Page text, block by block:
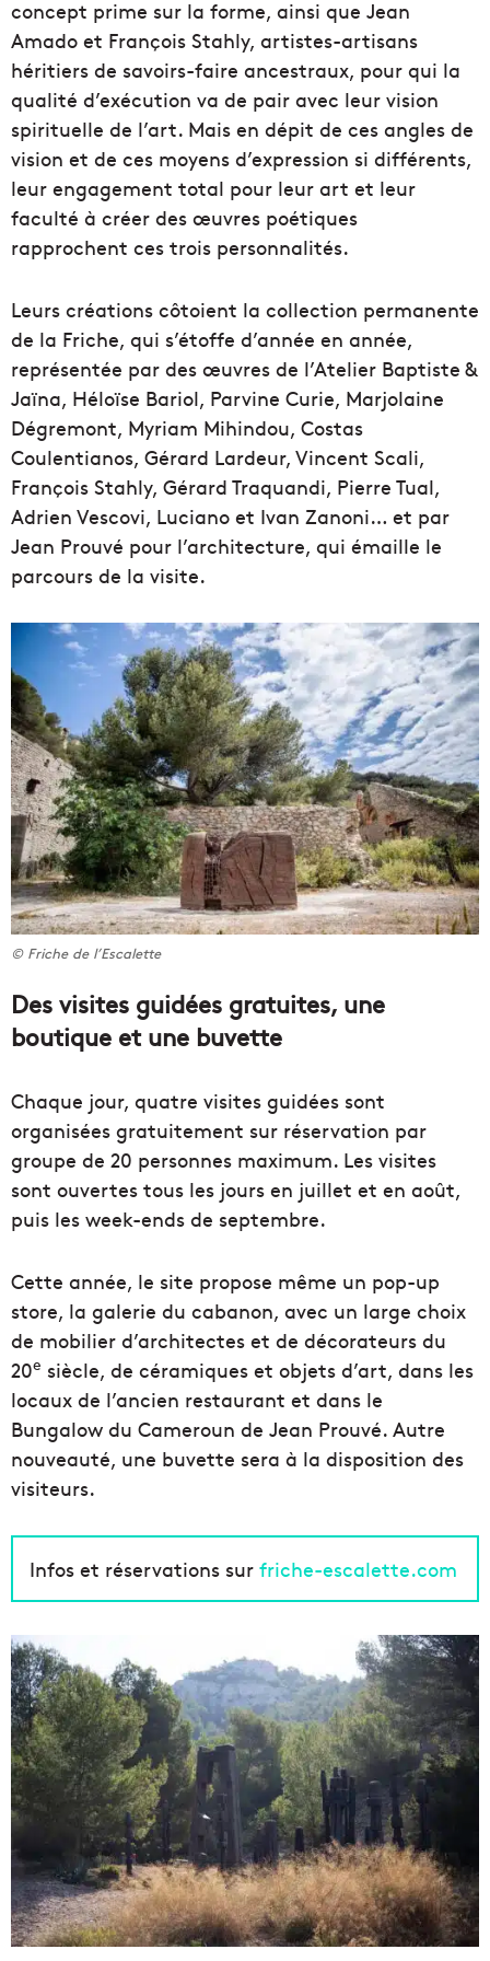
concept prime sur la forme, ainsi que Jean
Amado et François Stahly, artistes-artisans
héritiers de savoirs-faire ancestraux, pour qui la
qualité d’exécution va de pair avec leur vision
spirituelle de l’art. Mais en dépit de ces angles de
vision et de ces moyens d’expression si différents,
leur engagement total pour leur art et leur
faculté à créer des œuvres poétiques
rapprochent ces trois personnalités.
Leurs créations côtoient la collection permanente
de la Friche, qui s’étoffe d’année en année,
représentée par des œuvres de l’Atelier Baptiste &
Jaïna, Héloïse Bariol, Parvine Curie, Marjolaine
Dégremont, Myriam Mihindou, Costas
Coulentianos, Gérard Lardeur, Vincent Scali,
François Stahly, Gérard Traquandi, Pierre Tual,
Adrien Vescovi, Luciano et Ivan Zanoni… et par
Jean Prouvé pour l’architecture, qui émaille le
parcours de la visite.
© Friche de l’Escalette
Des visites guidées gratuites, une
boutique et une buvette
Chaque jour, quatre visites guidées sont
organisées gratuitement sur réservation par
groupe de 20 personnes maximum. Les visites
sont ouvertes tous les jours en juillet et en août,
puis les week-ends de septembre.
Cette année, le site propose même un pop-up
store, la galerie du cabanon, avec un large choix
de mobilier d’architectes et de décorateurs du
20e siècle, de céramiques et objets d’art, dans les
locaux de l’ancien restaurant et dans le
Bungalow du Cameroun de Jean Prouvé. Autre
nouveauté, une buvette sera à la disposition des
visiteurs.
Infos et réservations sur friche-escalette.com